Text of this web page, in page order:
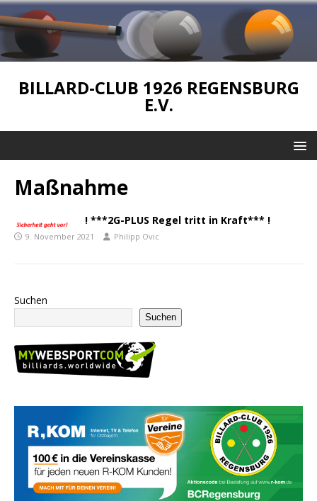
BILLARD-CLUB 1926 REGENSBURG
E.V.
Maßnahme
! ***2G-PLUS Regel tritt in Kraft*** !
9. November 2021 Philipp Ovic
Suchen
Suchen